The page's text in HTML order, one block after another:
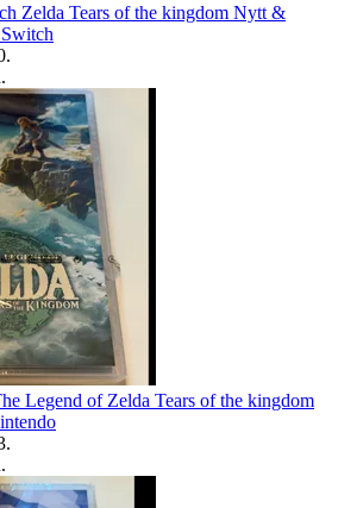
Zelda Tears of the kingdom Nytt &
.
.
Legend of Zelda Tears of the kingdom
.
.